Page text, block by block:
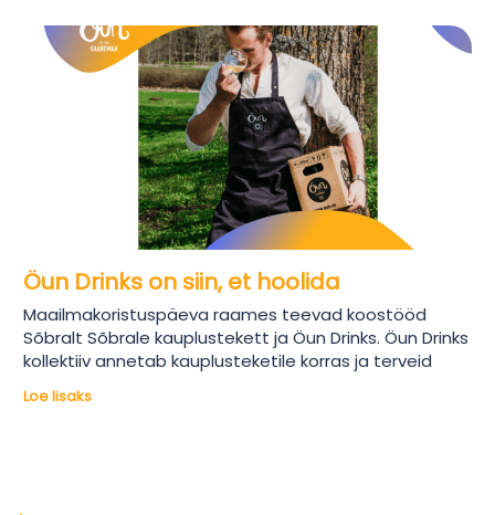
Öun Drinks on siin, et hoolida
Maailmakoristuspäeva raames teevad koostööd
Sõbralt Sõbrale kauplustekett ja Öun Drinks. Öun Drinks
kollektiiv annetab kauplusteketile korras ja terveid
Loe lisaks